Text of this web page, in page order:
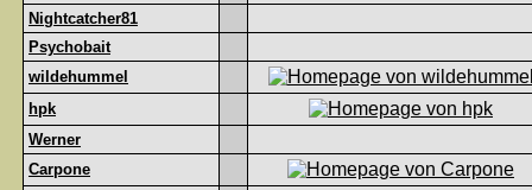
Nightcatcher81
Psychobait
wildehummel
hpk
Werner
Carpone